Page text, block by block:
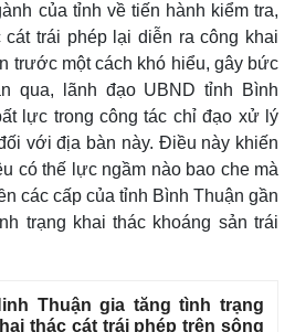
của tỉnh về tiến hành kiểm tra,
trái phép lại diễn ra công khai
trước một cách khó hiểu, gây bức
qua, lãnh đạo UBND tỉnh Bình
lực trong công tác chỉ đạo xử lý
với địa bàn này. Điều này khiến
có thế lực ngầm nào bao che mà
các cấp của tỉnh Bình Thuận gần
trạng khai thác khoáng sản trái
Thuận gia tăng tình trạng
thác cát trái phép trên sông